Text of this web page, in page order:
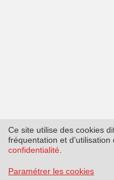
Ce site utilise des cookies
fréquentation et
confidentialité
Paramétrer les cookies